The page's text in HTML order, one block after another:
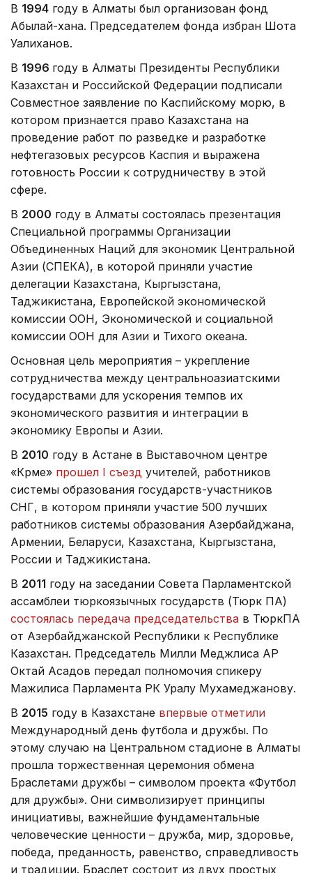
В 1994 году в Алматы был организован фонд
Абылай-хана. Председателем фонда избран Шота
Уалиханов.
В 1996 году в Алматы Президенты Республики
Казахстан и Российской Федерации подписали
Совместное заявление по Каспийскому морю, в
котором признается право Казахстана на
проведение работ по разведке и разработке
нефтегазовых ресурсов Каспия и выражена
готовность России к сотрудничеству в этой
сфере.
В 2000 году в Алматы состоялась презентация
Специальной программы Организации
Объединенных Наций для экономик Центральной
Азии (СПЕКА), в которой приняли участие
делегации Казахстана, Кыргызстана,
Таджикистана, Европейской экономической
комиссии ООН, Экономической и социальной
комиссии ООН для Азии и Тихого океана.
Основная цель мероприятия – укрепление
сотрудничества между центральноазиатскими
государствами для ускорения темпов их
экономического развития и интеграции в
экономику Европы и Азии.
В 2010 году в Астане в Выставочном центре
«Көрме» прошел I съезд учителей, работников
системы образования государств-участников
СНГ, в котором приняли участие 500 лучших
работников системы образования Азербайджана,
Армении, Беларуси, Казахстана, Кыргызстана,
России и Таджикистана.
В 2011 году на заседании Совета Парламентской
ассамблеи тюркоязычных государств (Тюрк ПА)
состоялась передача председательства в ТюркПА
от Азербайджанской Республики к Республике
Казахстан. Председатель Милли Меджлиса АР
Октай Асадов передал полномочия спикеру
Мажилиса Парламента РК Уралу Мухамеджанову.
В 2015 году в Казахстане впервые отметили
Международный день футбола и дружбы. По
этому случаю на Центральном стадионе в Алматы
прошла торжественная церемония обмена
Браслетами дружбы – символом проекта «Футбол
для дружбы». Они символизирует принципы
инициативы, важнейшие фундаментальные
человеческие ценности – дружба, мир, здоровье,
победа, преданность, равенство, справедливость
и традиции. Браслет состоит из двух простых